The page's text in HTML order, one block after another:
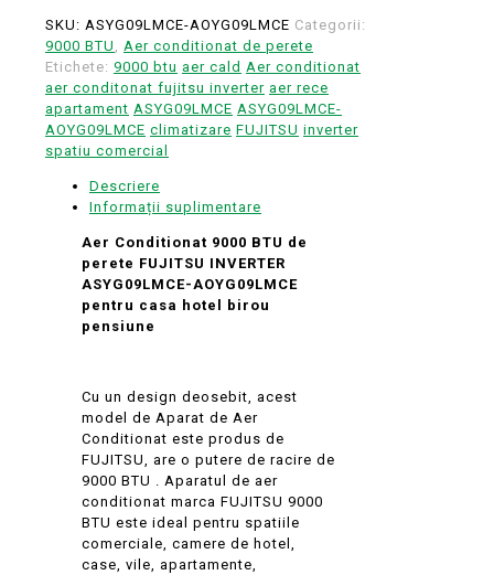
SKU: ASYG09LMCE-AOYG09LMCE Categorii:
9000 BTU , Aer conditionat de perete
Etichete: 9000 btu aer cald Aer conditionat
aer conditonat fujitsu inverter aer rece
apartament ASYG09LMCE ASYG09LMCE-
AOYG09LMCE climatizare FUJITSU inverter
spatiu comercial
Descriere
Informații suplimentare
Aer Conditionat 9000 BTU de
perete FUJITSU INVERTER
ASYG09LMCE-AOYG09LMCE
pentru casa hotel birou
pensiune
Cu un design deosebit, acest
model de Aparat de Aer
Conditionat este produs de
FUJITSU, are o putere de racire de
9000 BTU . Aparatul de aer
conditionat marca FUJITSU 9000
BTU este ideal pentru spatiile
comerciale, camere de hotel,
case, vile, apartamente,